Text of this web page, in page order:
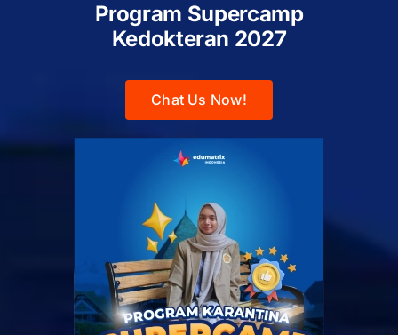
Program Supercamp
Kedokteran 2027
Chat Us Now!